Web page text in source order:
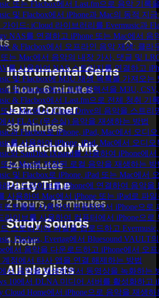
또는 Flacbox에서 Last.fm으로 음악 기록
및 Flacbox에서 iPhone과 Mac의 동적 지
가이드: iCloud 라이브러리를 Evermusic과
NAS를 연결하고 iPhone 또는 Mac에서 음
& Flacbox에서 오프라인 음악 재생: 클
또는 Mac에서 음악의 내장 가사, 댓글 및
를 사용하여 NAS 스토리지를 연결하고
및 Flacbox에 M3U 재생 목록을 가져오는
및 Flacbox에서 트랙 컬렉션을 M3U,
& Flacbox에서 Last.fm으로 전체 청취 기
또는 Mac에서 iCloud Drive의 음악을 스트리
서 FLAC (무손실) 음악을 재생하는 방법
과 Flacbox로 iPhone, iPad, Mac에서 오
를 사용하여 iPhone, iPad, Mac에서 오디
와 SanDisk iXpand를 사용하여 iPhone
또는 Mac에 저장된 로컬 음악을 재생하는 방
및 Flacbox로 iPhone, iPad 또는 Mac에
래시 드라이브를 iPhone에 연결하여 음악
사용하여 Mac에서 iPhone 또는 iPad로 파
로토콜을 사용하여 컴퓨터에서 iPhone으로
라이브를 사용하여 컴퓨터에서 iPhone으
스토리지에 파일을 업로드하고
Flacbox, Evertag에서 Bluesound
에서 음악을 다운로드하고 iPhone에서 오
계정에서 타사 앱을 연결 해제하는 방법
서 음악을 재생하면서 동영상을 녹화하는
10에서 DLNA 미디어 서버를 활성화하고
Cloud Home에서 iPhone으로 음악을 재생